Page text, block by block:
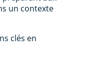
un contexte
clés en